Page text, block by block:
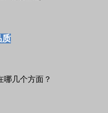
质
哪几个方面？